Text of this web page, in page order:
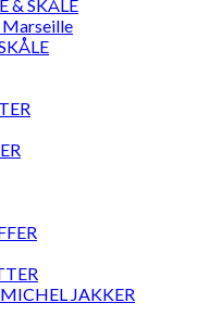
& SKÅLE
Marseille
JAKKER